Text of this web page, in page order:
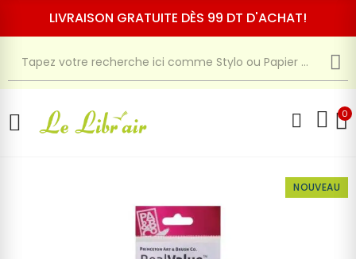
LIVRAISON GRATUITE DÈS 99 DT D'ACHAT!
0
NOUVEAU